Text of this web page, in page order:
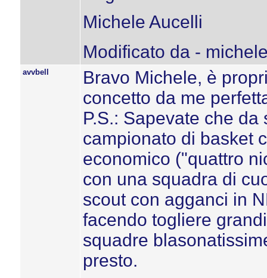
Michele Aucelli
Modificato da -
avvbell
Bravo Michele, è
concetto da me
P.S.: Sapevate che
campionato di basket
economico ("quattro
con una squadra di
scout con agganci in
facendo togliere
squadre
presto.